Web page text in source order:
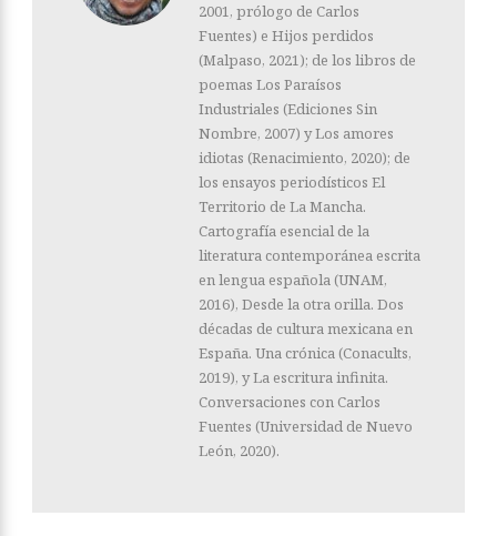
2001, prólogo de Carlos
Fuentes) e Hijos perdidos
(Malpaso, 2021); de los libros de
poemas Los Paraísos
Industriales (Ediciones Sin
Nombre, 2007) y Los amores
idiotas (Renacimiento, 2020); de
los ensayos periodísticos El
Territorio de La Mancha.
Cartografía esencial de la
literatura contemporánea escrita
en lengua española (UNAM,
2016), Desde la otra orilla. Dos
décadas de cultura mexicana en
España. Una crónica (Conacults,
2019), y La escritura infinita.
Conversaciones con Carlos
Fuentes (Universidad de Nuevo
León, 2020).